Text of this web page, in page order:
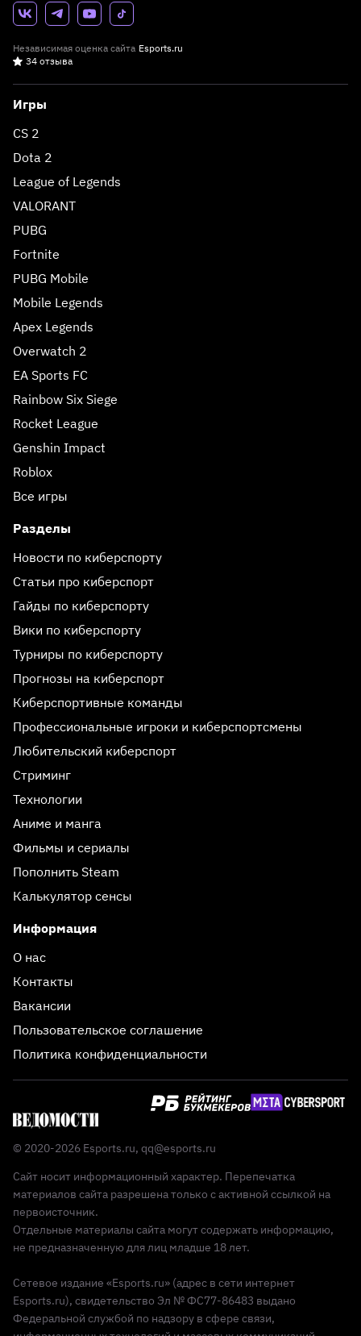
Независимая оценка сайта Esports.ru
34 отзыва
Игры
CS 2
Dota 2
League of Legends
VALORANT
PUBG
Fortnite
PUBG Mobile
Mobile Legends
Apex Legends
Overwatch 2
EA Sports FC
Rainbow Six Siege
Rocket League
Genshin Impact
Roblox
Все игры
Разделы
Новости по киберспорту
Статьи про киберспорт
Гайды по киберспорту
Вики по киберспорту
Турниры по киберспорту
Прогнозы на киберспорт
Киберспортивные команды
Профессиональные игроки и киберспортсмены
Любительский киберспорт
Стриминг
Технологии
Аниме и манга
Фильмы и сериалы
Пополнить Steam
Калькулятор сенсы
Информация
О нас
Контакты
Вакансии
Пользовательское соглашение
Политика конфиденциальности
© 2020-2026 Esports.ru, qq@esports.ru
Сайт носит информационный характер. Перепечатка
материалов сайта разрешена только с активной ссылкой на
первоисточник.
Отдельные материалы сайта могут содержать информацию,
не предназначенную для лиц младше 18 лет.
Сетевое издание «Esports.ru» (адрес в сети интернет
Esports.ru), свидетельство Эл № ФС77-86483 выдано
Федеральной службой по надзору в сфере связи,